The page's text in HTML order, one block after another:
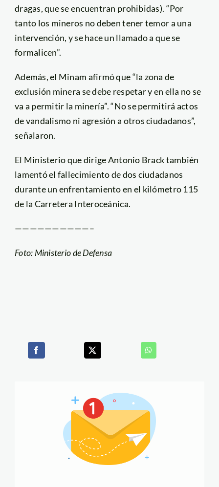
dragas, que se encuentran prohibidas). “Por
tanto los mineros no deben tener temor a una
intervención, y se hace un llamado a que se
formalicen”.
Además, el Minam afirmó que “la zona de
exclusión minera se debe respetar y en ella no se
va a permitir la minería”. “No se permitirá actos
de vandalismo ni agresión a otros ciudadanos”,
señalaron.
El Ministerio que dirige Antonio Brack también
lamentó el fallecimiento de dos ciudadanos
durante un enfrentamiento en el kilómetro 115
de la Carretera Interoceánica.
——————————–
Foto: Ministerio de Defensa